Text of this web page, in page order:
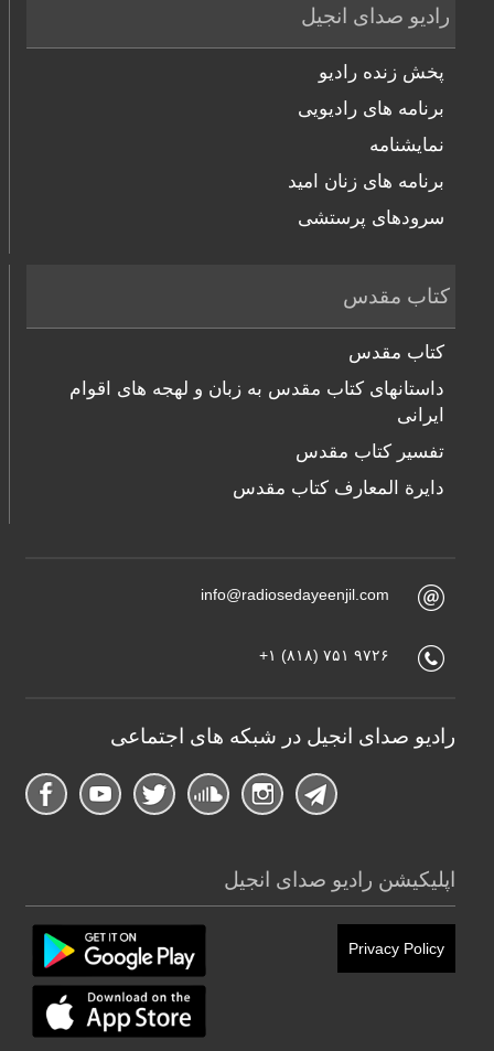
رادیو صدای انجیل
پخش زنده رادیو
برنامه های رادیویی
نمایشنامه
برنامه های زنان امید
سرودهای پرستشی
کتاب مقدس
کتاب مقدس
داستانهای کتاب مقدس به زبان و لهجه های اقوام
ایرانی
تفسیر کتاب مقدس
دایرة المعارف کتاب مقدس
info@radiosedayeenjil.com
+۱ (۸۱۸) ۷۵۱ ۹۷۲۶
رادیو صدای انجیل در شبکه های اجتماعی
اپلیکیشن رادیو صدای انجیل
Privacy Policy